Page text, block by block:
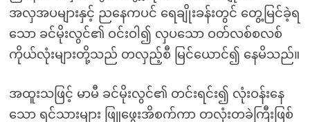
အလှအပများနှင့် ညနေကပင် ရေချိုးခန်းတွင် တွေ့မြင်ခဲ့ရ
သော ခင်မိုးလွင်၏ ဝင်းဝါ၍ လှပသော ဝတ်လစ်စလစ်
ကိုယ်လုံးများတို့သည် တလှည့်စီ မြင်ယောင်၍ နေမိသည်။
အထူးသဖြင့် မာမီ ခင်မိုးလွင်၏ တင်းရင်း၍ လုံးဝန်းနေ
သော ရင်သားများ ဖြူဖွေးအိစက်ကာ တလုံးတခဲကြီးဖြစ်